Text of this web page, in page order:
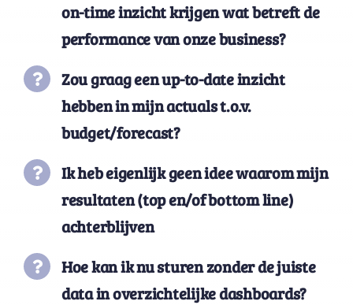
on-time inzicht krijgen wat betreft de
performance van onze business?
Zou graag een up-to-date inzicht
hebben in mijnactualst.o.v.
budget/forecast?
Ik heb eigenlijk geen idee waarom mijn
resultaten (top en/ofbottomline)
achterblijven
Hoe kan ik nu sturen zonder de juiste
data in overzichtelijke dashboards?